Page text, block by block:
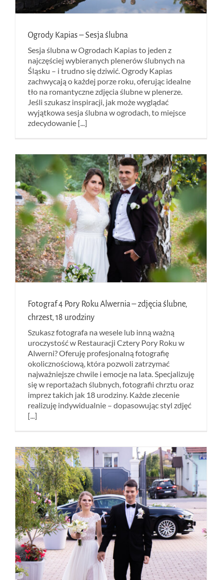
Ogrody Kapias – Sesja ślubna
Sesja ślubna w Ogrodach Kapias to jeden z
najczęściej wybieranych plenerów ślubnych na
Śląsku – i trudno się dziwić. Ogrody Kapias
zachwycają o każdej porze roku, oferując idealne
tło na romantyczne zdjęcia ślubne w plenerze.
Jeśli szukasz inspiracji, jak może wyglądać
wyjątkowa sesja ślubna w ogrodach, to miejsce
zdecydowanie [...]
Fotograf 4 Pory Roku Alwernia – zdjęcia ślubne,
chrzest, 18 urodziny
Szukasz fotografa na wesele lub inną ważną
uroczystość w Restauracji Cztery Pory Roku w
Alwerni? Oferuję profesjonalną fotografię
okolicznościową, która pozwoli zatrzymać
najważniejsze chwile i emocje na lata. Specjalizuję
się w reportażach ślubnych, fotografii chrztu oraz
imprez takich jak 18 urodziny. Każde zlecenie
realizuję indywidualnie – dopasowując styl zdjęć
[...]